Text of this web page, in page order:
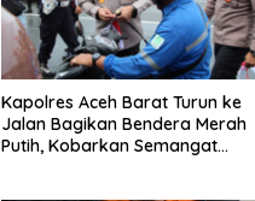
Kapolres Aceh Barat Turun ke
Jalan Bagikan Bendera Merah
Putih, Kobarkan Semangat